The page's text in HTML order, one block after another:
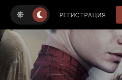
РЕГИСТРАЦИЯ